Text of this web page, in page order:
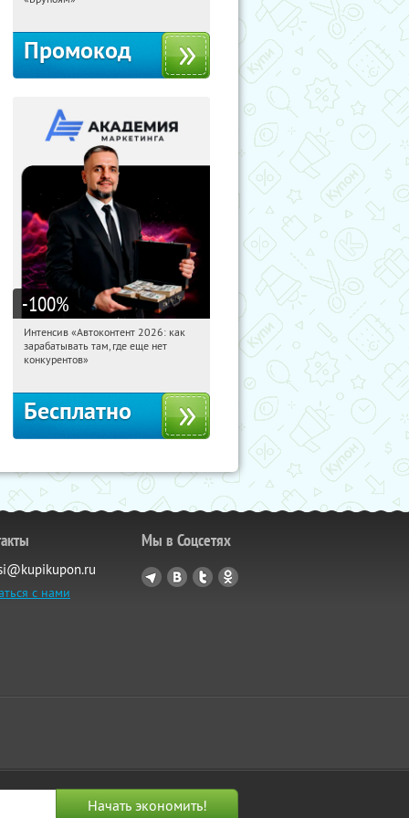
Промокод
-100%
03:51:44 Получили:
Россия
Интенсив «Автоконтент 2026: как
зарабатывать там, где еще нет
конкурентов»
Бесплатно
с нами
Мы в Соцсетях